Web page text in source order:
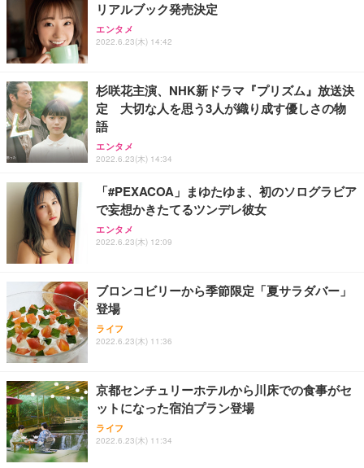
リアルブック発売決定
エンタメ
2022.6.23(木) 14:42
杉咲花主演、NHK新ドラマ『プリズム』放送決
定 大切な人を思う3人が織り成す優しさの物
語
エンタメ
2022.6.23(木) 14:34
「#PEXACOA」まゆたゆま、初のソログラビア
で妄想かきたてるツンデレ彼女
エンタメ
2022.6.23(木) 12:09
ブロンコビリーから季節限定「夏サラダバー」
登場
ライフ
2022.6.23(木) 11:36
京都センチュリーホテルから川床での食事がセ
ットになった宿泊プラン登場
ライフ
2022.6.23(木) 11:34